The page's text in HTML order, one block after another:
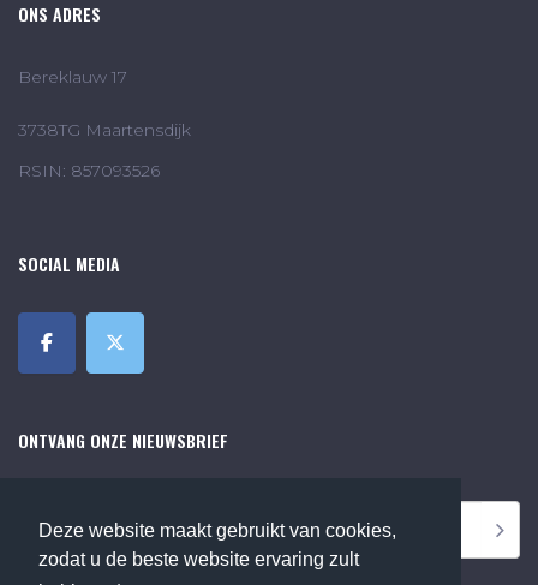
Deze website maakt gebruikt van cookies,
zodat u de beste website ervaring zult
ONS ADRES
Bereklauw 17
3738TG Maartensdijk
RSIN: 857093526
SOCIAL MEDIA
ONTVANG ONZE NIEUWSBRIEF